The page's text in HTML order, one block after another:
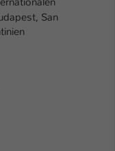
San
eine zufällig